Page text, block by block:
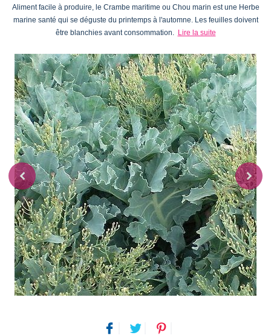
Aliment facile à produire, le Crambe maritime ou Chou marin est une Herbe
marine santé qui se déguste du printemps à l'automne. Les feuilles doivent
être blanchies avant consommation.
Lire la suite